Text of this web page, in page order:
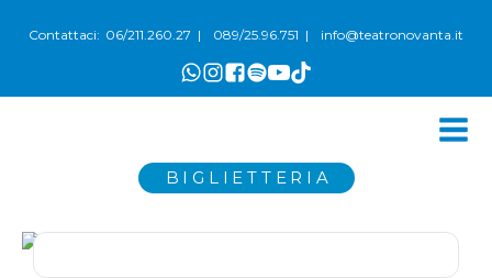
Contattaci: 06/211.260.27 | 089/25.96.751 | info@teatronovanta.it
BIGLIETTERIA